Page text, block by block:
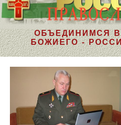
ОБЪЕДИНИМСЯ
БОЖИЕГО -